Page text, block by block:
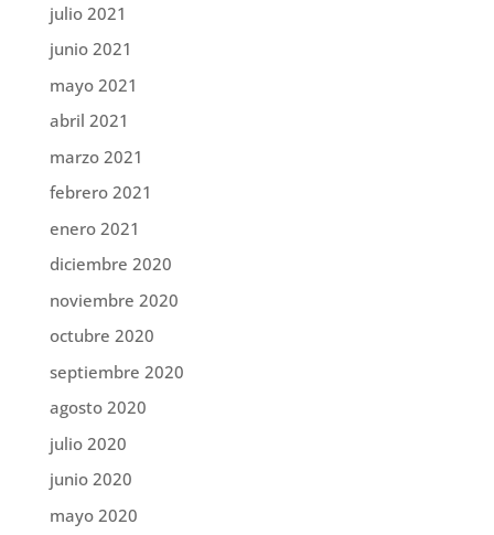
julio 2021
junio 2021
mayo 2021
abril 2021
marzo 2021
febrero 2021
enero 2021
diciembre 2020
noviembre 2020
octubre 2020
septiembre 2020
agosto 2020
julio 2020
junio 2020
mayo 2020